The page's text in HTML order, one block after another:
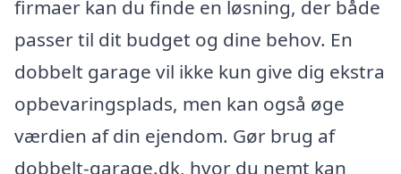
firmaer kan du finde en løsning, der både
passer til dit budget og dine behov. En
dobbelt garage vil ikke kun give dig ekstra
opbevaringsplads, men kan også øge
værdien af din ejendom. Gør brug af
dobbelt-garage.dk, hvor du nemt kan